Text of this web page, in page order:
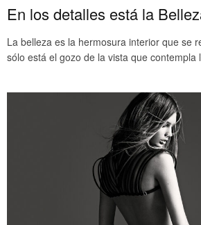
En los detalles está la
La belleza es la hermosura interior que se
sólo está el gozo de la vista que